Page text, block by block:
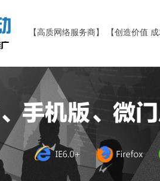
【高质网络服务商】 【创造价值